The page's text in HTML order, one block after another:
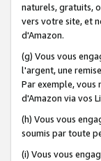
naturels, gratuits,
vers votre site, et
d'Amazon.
(g) Vous vous
l'argent, une
Par exemple, vous
d'Amazon via vos
(h) Vous vous
soumis par toute
(i) Vous vous